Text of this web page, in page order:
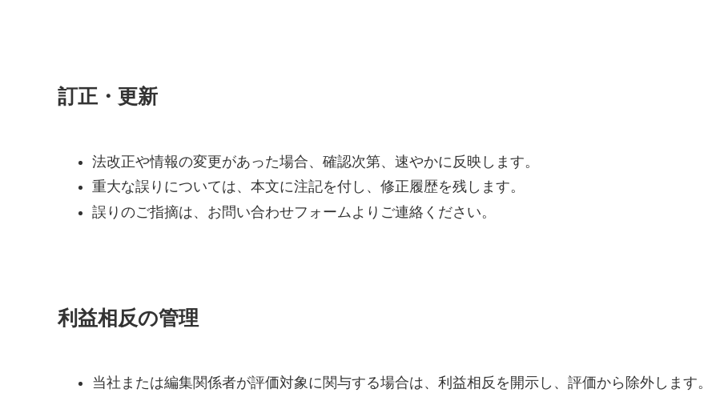
訂正・更新
法改正や情報の変更があった場合、確認次第、速やかに反映します。
重大な誤りについては、本文に注記を付し、修正履歴を残します。
誤りのご指摘は、お問い合わせフォームよりご連絡ください。
利益相反の管理
当社または編集関係者が評価対象に関与する場合は、利益相反を開示し、評価から除外します。